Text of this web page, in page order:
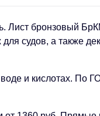
Лист бронзовый
судов, а также
и кислотах. По